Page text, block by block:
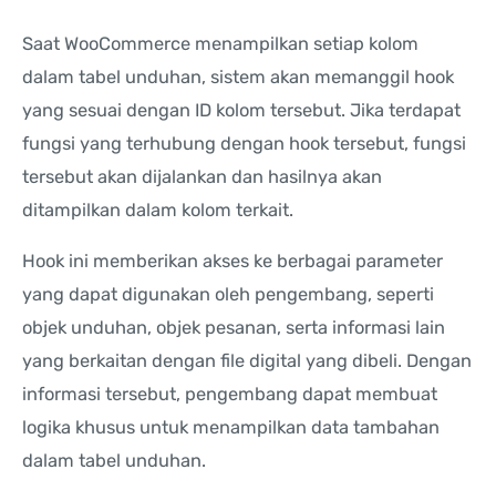
Saat WooCommerce menampilkan setiap kolom
dalam tabel unduhan, sistem akan memanggil hook
yang sesuai dengan ID kolom tersebut. Jika terdapat
fungsi yang terhubung dengan hook tersebut, fungsi
tersebut akan dijalankan dan hasilnya akan
ditampilkan dalam kolom terkait.
Hook ini memberikan akses ke berbagai parameter
yang dapat digunakan oleh pengembang, seperti
objek unduhan, objek pesanan, serta informasi lain
yang berkaitan dengan file digital yang dibeli. Dengan
informasi tersebut, pengembang dapat membuat
logika khusus untuk menampilkan data tambahan
dalam tabel unduhan.